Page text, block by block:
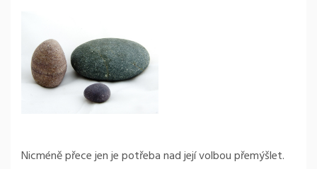
Nicméně přece jen je potřeba nad její volbou přemýšlet.